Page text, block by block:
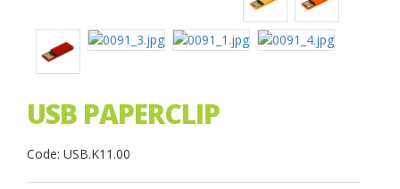
USB PAPERCLIP
Code: USB.K11.00